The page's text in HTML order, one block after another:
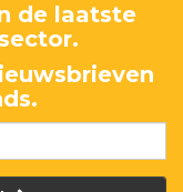
de laatste